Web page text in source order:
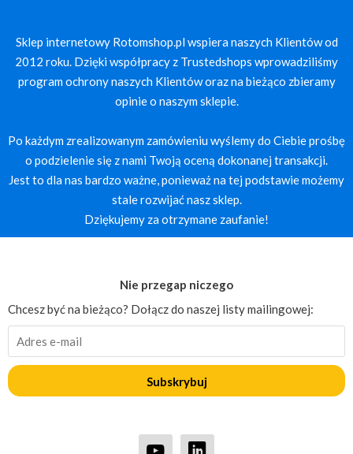
Sklep internetowy Rotomshop.pl wspiera naszych Klientów od
2012 roku. Dzięki współpracy z Trustedshops wprowadziliśmy
program ochrony naszych Klientów oraz na bieżąco zbieramy
opinie o naszym sklepie.
Po każdym zrealizowanym zamówieniu wyślemy do Ciebie prośbę
o podzielenie się z nami Twoją oceną dokonanej transakcji.
Jest to dla nas bardzo ważne, ponieważ na tej podstawie możemy
stale rozwijać nasz sklep.
Dziękujemy za otrzymane zaufanie!
Nie przegap niczego
Chcesz być na bieżąco? Dołącz do naszej listy mailingowej:
Subskrybuj